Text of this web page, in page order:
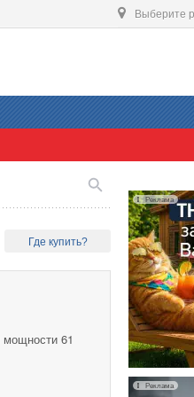
Выберите
Где купить?
мощности 61
Реклама
Реклама